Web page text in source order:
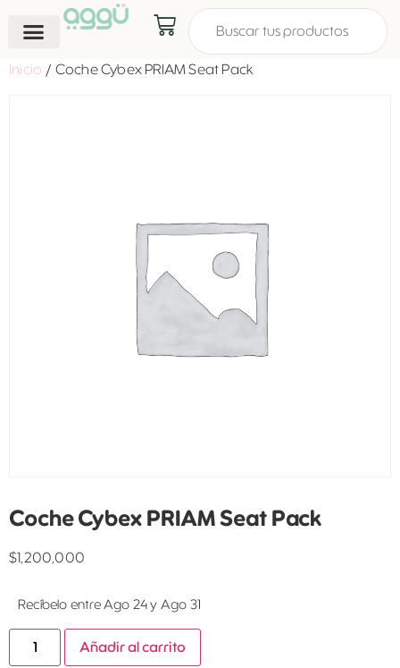
Inicio / Coche Cybex PRIAM Seat Pack
Coche Cybex PRIAM Seat Pack
$1,200,000
Recíbelo entre Ago 24 y Ago 31
Añadir al carrito